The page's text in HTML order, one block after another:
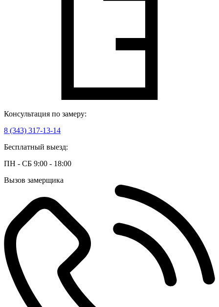
Консультация по замеру:
8 (343) 317-13-14
Бесплатный выезд:
ПН - СБ 9:00 - 18:00
Вызов замерщика